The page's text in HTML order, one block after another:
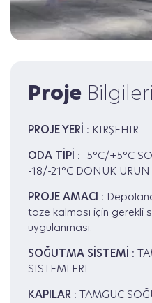
Proje Bilgileri
PROJE YERI : KIRŞEHİR
ODA TIPI : -5°C/+5°C
-18/-21°C DONUK
PROJE AMACI :
taze kalması için gerekli
uygulanması.
SOĞUTMA SISTEMI :
SİSTEMLERİ
KAPILAR : TAMGUC